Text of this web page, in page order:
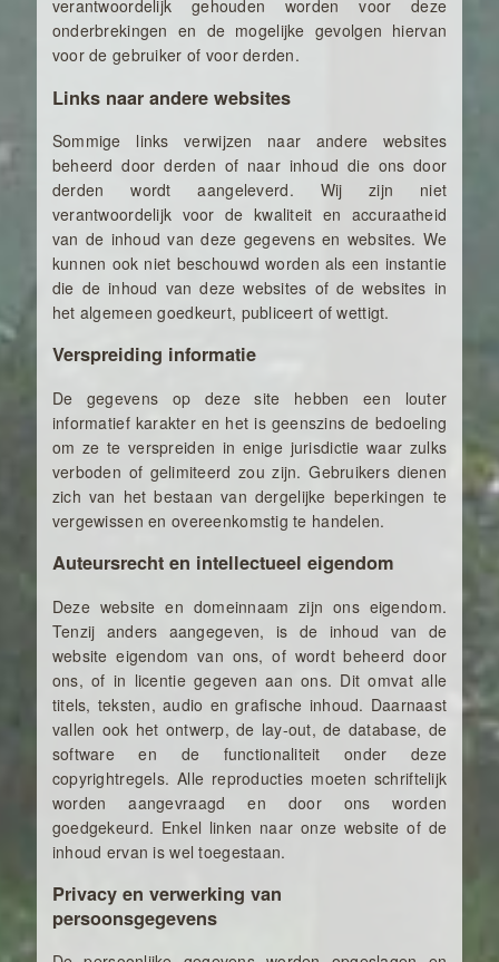
verantwoordelijk gehouden worden voor deze
onderbrekingen en de mogelijke gevolgen hiervan
voor de gebruiker of voor derden.
Links naar andere websites
Sommige links verwijzen naar andere websites
beheerd door derden of naar inhoud die ons door
derden wordt aangeleverd. Wij zijn niet
verantwoordelijk voor de kwaliteit en accuraatheid
van de inhoud van deze gegevens en websites. We
kunnen ook niet beschouwd worden als een instantie
die de inhoud van deze websites of de websites in
het algemeen goedkeurt, publiceert of wettigt.
Verspreiding informatie
De gegevens op deze site hebben een louter
informatief karakter en het is geenszins de bedoeling
om ze te verspreiden in enige jurisdictie waar zulks
verboden of gelimiteerd zou zijn. Gebruikers dienen
zich van het bestaan van dergelijke beperkingen te
vergewissen en overeenkomstig te handelen.
Auteursrecht en intellectueel eigendom
Deze website en domeinnaam zijn ons eigendom.
Tenzij anders aangegeven, is de inhoud van de
website eigendom van ons, of wordt beheerd door
ons, of in licentie gegeven aan ons. Dit omvat alle
titels, teksten, audio en grafische inhoud. Daarnaast
vallen ook het ontwerp, de lay-out, de database, de
software en de functionaliteit onder deze
copyrightregels. Alle reproducties moeten schriftelijk
worden aangevraagd en door ons worden
goedgekeurd. Enkel linken naar onze website of de
inhoud ervan is wel toegestaan.
Privacy en verwerking van
persoonsgegevens